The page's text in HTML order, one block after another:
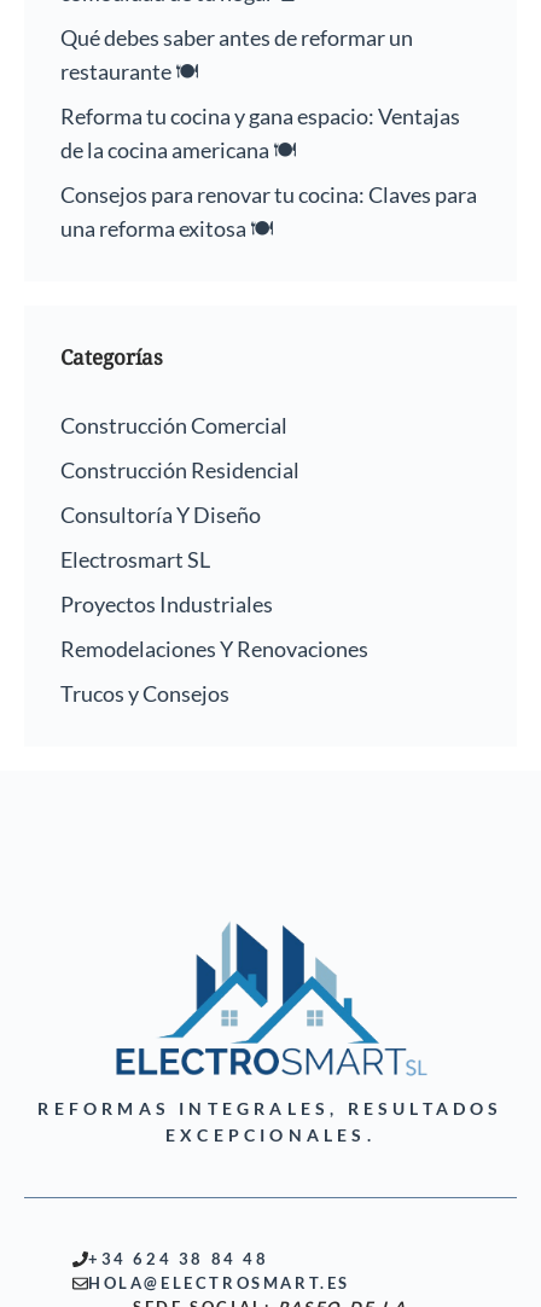
Qué debes saber antes de reformar un
restaurante 🍽️
Reforma tu cocina y gana espacio: Ventajas
de la cocina americana 🍽️
Consejos para renovar tu cocina: Claves para
una reforma exitosa 🍽️
Categorías
Construcción Comercial
Construcción Residencial
Consultoría Y Diseño
Electrosmart SL
Proyectos Industriales
Remodelaciones Y Renovaciones
Trucos y Consejos
REFORMAS INTEGRALES, RESULTADOS
EXCEPCIONALES.
+34 624 38 84 48
HOLA@ELECTROSMART.ES